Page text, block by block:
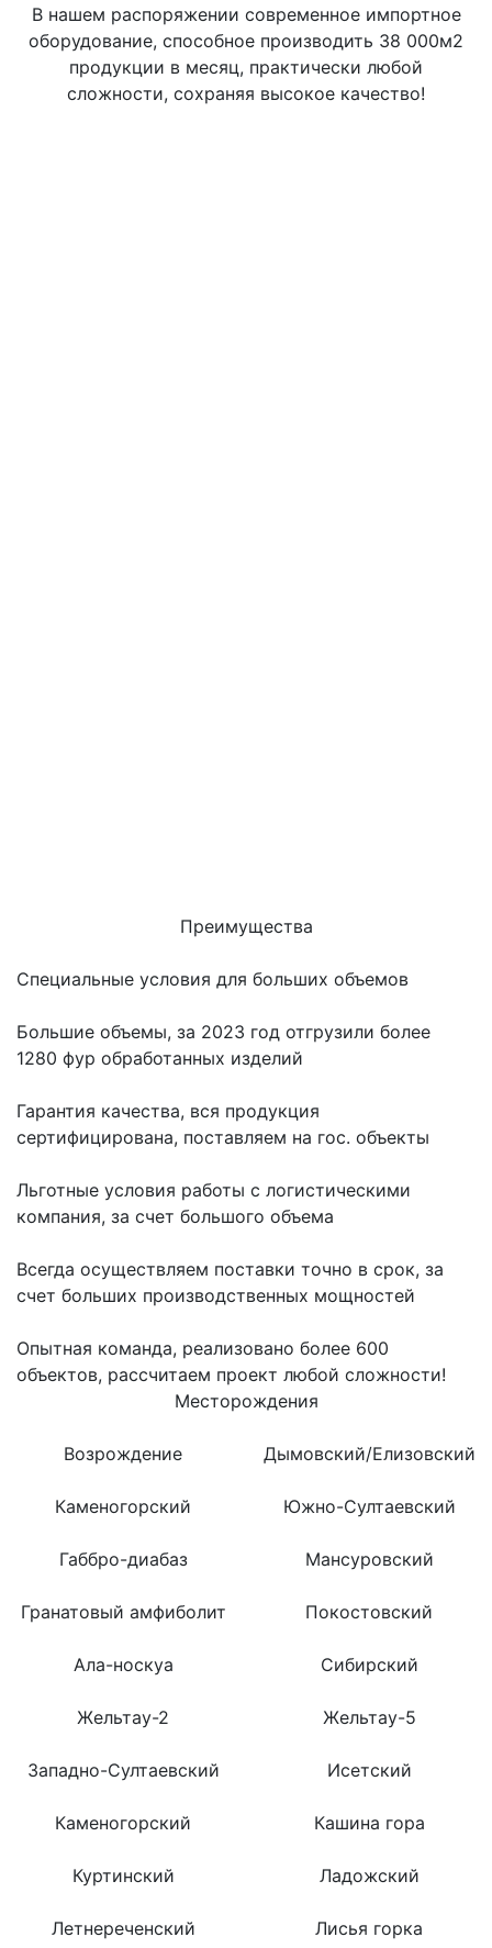
В нашем распоряжении современное импортное
оборудование, способное производить 38 000м2
продукции в месяц, практически любой
сложности, сохраняя высокое качество!
Преимущества
Специальные условия для больших объемов
Большие объемы, за 2023 год отгрузили более
1280 фур обработанных изделий
Гарантия качества, вся продукция
сертифицирована, поставляем на гос. объекты
Льготные условия работы с логистическими
компания, за счет большого объема
Всегда осуществляем поставки точно в срок, за
счет больших производственных мощностей
Опытная команда, реализовано более 600
объектов, рассчитаем проект любой сложности!
Месторождения
Возрождение Дымовский/Елизовский
Каменогорский Южно-Султаевский
Габбро-диабаз Мансуровский
Гранатовый амфиболит Покостовский
Ала-носкуа Сибирский
Жельтау-2 Жельтау-5
Западно-Султаевский Исетский
Каменогорский Кашина гора
Куртинский Ладожский
Летнереченский Лисья горка